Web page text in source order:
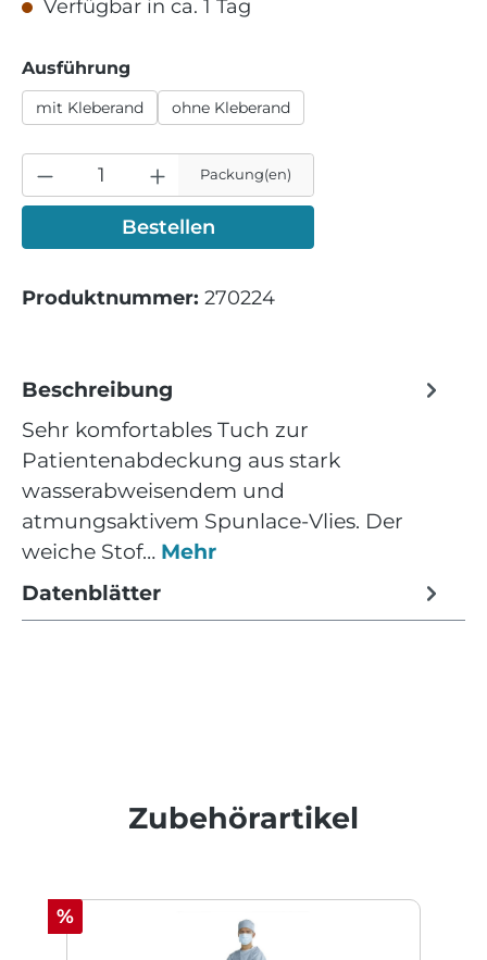
Verfügbar in ca. 1 Tag
Ausführung
mit Kleberand ohne Kleberand
Packung(en)
Bestellen
Produktnummer: 270224
Beschreibung
Sehr komfortables Tuch zur
Patientenabdeckung aus stark
wasserabweisendem und
atmungsaktivem Spunlace-Vlies. Der
weiche Stof… Mehr
Datenblätter
Produktgalerie überspringen
Zubehörartikel
Rabatt
%